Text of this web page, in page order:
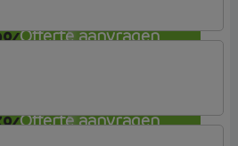
Offerte aanvragen
Offerte aanvragen